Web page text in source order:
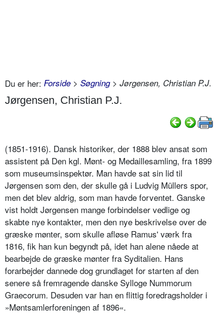
Du er her: Forside > Søgning> Jørgensen, Christian P.J.
Jørgensen, Christian P.J.
(1851-1916). Dansk historiker, der 1888 blev ansat som
assistent på Den kgl. Mønt- og Medaillesamling, fra 1899
som museumsinspektør. Man havde sat sin lid til
Jørgensen som den, der skulle gå i Ludvig Müllers spor,
men det blev aldrig, som man havde forventet. Ganske
vist holdt Jørgensen mange forbindelser vedlige og
skabte nye kontakter, men den nye beskrivelse over de
græske mønter, som skulle afløse Ramus' værk fra
1816, fik han kun begyndt på, idet han alene nåede at
bearbejde de græske mønter fra Syditalien. Hans
forarbejder dannede dog grundlaget for starten af den
senere så fremragende danske Sylloge Nummorum
Graecorum. Desuden var han en flittig foredragsholder i
»Møntsamlerforeningen af 1896«.